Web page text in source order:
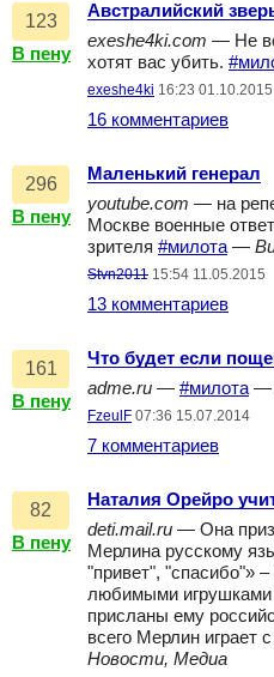
123
В пену
Австралийский
exeshe4ki.com — Не
хотят вас убить.
exeshe4ki 16:23 01.10.2015
16 комментариев
296
В пену
Маленький генерал
youtube.com — на
Москве военные
зрителя #милота —
Stvn2011 15:54 11.05.2015
13 комментариев
161
В пену
Что будет если
adme.ru — #милота —
FzeulF 07:36 15.07.2014
7 комментариев
82
В пену
Наталия Орейро
deti.mail.ru — Она
Мерлина русскому
"привет", "спасибо"»
любимыми игрушками
присланы ему
всего Мерлин играет
Новости, Медиа